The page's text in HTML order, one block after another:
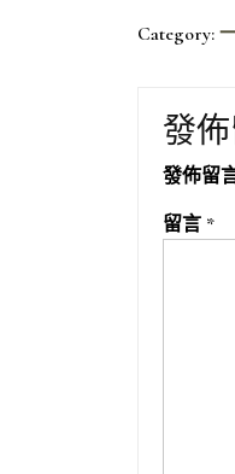
Category:
發
發佈留
留言 *